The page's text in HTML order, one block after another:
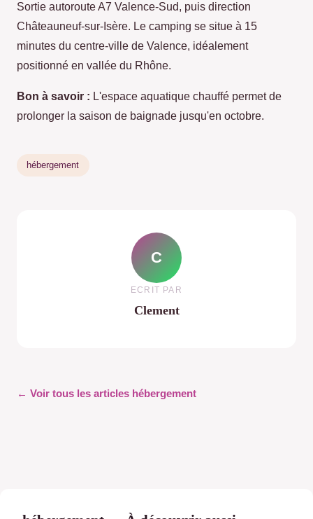
Sortie autoroute A7 Valence-Sud, puis direction
Châteauneuf-sur-Isère. Le camping se situe à 15
minutes du centre-ville de Valence, idéalement
positionné en vallée du Rhône.
Bon à savoir : L'espace aquatique chauffé permet de
prolonger la saison de baignade jusqu'en octobre.
hébergement
C
ECRIT PAR
Clement
← Voir tous les articles hébergement